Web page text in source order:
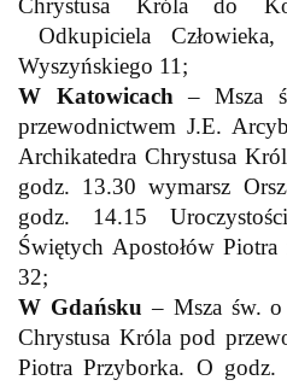
Odkupiciela
Wyszyńskiego 11;
W Katowicach – Msza
przewodnictwem J.E.
Archikatedra Chrystusa
godz. 13.30 wymarsz
godz. 14.15
Świętych Apostołów
32;
W Gdańsku – Msza św.
Chrystusa Króla pod
Piotra Przyborka. O godz.